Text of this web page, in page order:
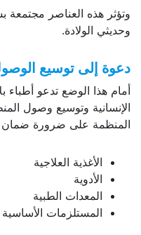
وتؤثر هذه العناصر
وحديثي الولادة.
دعوة إلى توسيع
أمام هذا الوضع تدعو أطباء
الإنسانية وتوسيع وصول
المنظمة على ضرورة ضمان
الأغذية العلاجية
الأدوية
المعدات الطبية
المستلزمات الأساسية